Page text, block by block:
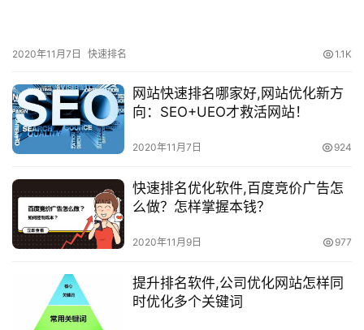
2020年11月7日 快速排名 1.1K
网站快速排名哪家好,网站优化新方
向：SEO+UEO才救活网站！
2020年11月7日 924
快速排名优化软件,百度竞价广告怎
么做？怎样掌握本钱？
2020年11月9日 977
提升排名软件,公司优化网站怎样同
时优化多个关键词